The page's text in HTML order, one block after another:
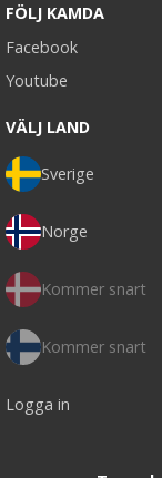
FÖLJ KAMDA
Facebook
Youtube
VÄLJ LAND
Sverige
Norge
Kommer snart
Kommer snart
Logga in